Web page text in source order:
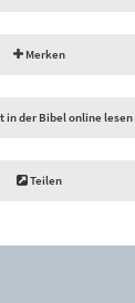
Merken
in der Bibel online lesen
Teilen